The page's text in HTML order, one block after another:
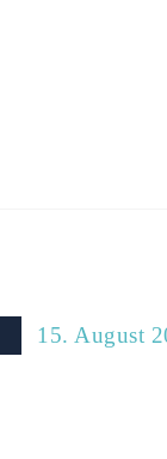
15. August